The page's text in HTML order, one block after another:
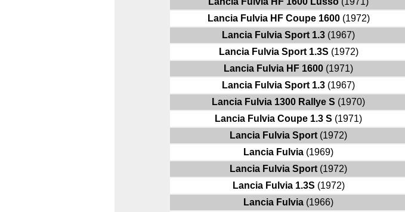
Lancia Fulvia HF Coupe 1600(1972)
Lancia Fulvia Sport 1.3 (1967)
Lancia Fulvia Sport 1.3S (1972)
Lancia Fulvia HF 1600 (1971)
Lancia Fulvia Sport 1.3 (1967)
Lancia Fulvia 1300 Rallye S (1970)
Lancia Fulvia Coupe 1.3 S (1971)
Lancia Fulvia Sport (1972)
Lancia Fulvia (1969)
Lancia Fulvia Sport (1972)
Lancia Fulvia 1.3S (1972)
Lancia Fulvia (1966)